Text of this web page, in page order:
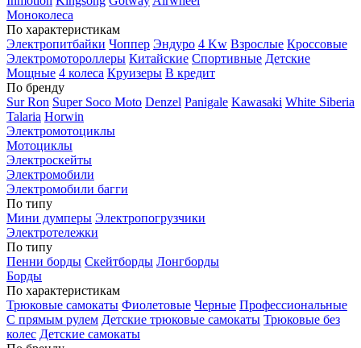
Моноколеса
По характеристикам
Электропитбайки Чоппер Эндуро 4 Kw Взрослые Кроссовые
Электромотороллеры Китайские Спортивные Детские
Мощные 4 колеса Круизеры В кредит
По бренду
Sur Ron Super Soco Moto Denzel Panigale Kawasaki White Siberia
Talaria Horwin
Электромотоциклы
Мотоциклы
Электроскейты
Электромобили
Электромобили багги
По типу
Мини думперы Электропогрузчики
Электротележки
По типу
Пенни борды Скейтборды Лонгборды
Борды
По характеристикам
Трюковые самокаты Фиолетовые Черные Профессиональные
С прямым рулем Детские трюковые самокаты Трюковые без
колес Детские самокаты